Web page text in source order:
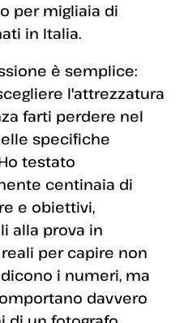
per migliaia di
in Italia.
è semplice:
l'attrezzatura
farti perdere nel
specifiche
testato
centinaia di
e obiettivi,
alla prova in
per capire non
i numeri, ma
davvero